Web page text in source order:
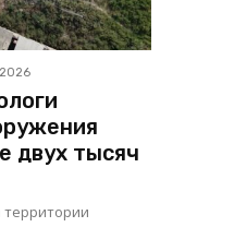
двух тысяч
территории